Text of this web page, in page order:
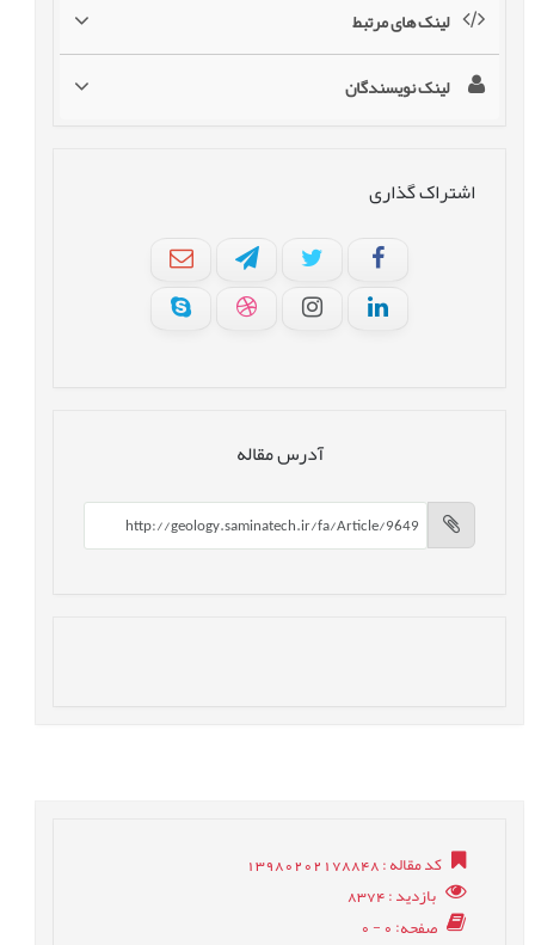
لینک های مرتبط
لینک نویسندگان
اشتراک گذاری
آدرس مقاله
کد مقاله: 13980202178848
بازدید: 8374
صفحه: 0 - 0